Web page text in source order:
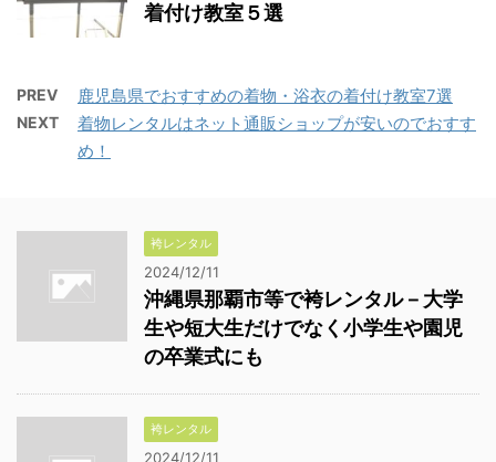
着付け教室５選
PREV 鹿児島県でおすすめの着物・浴衣の着付け教室7選
NEXT
着物レンタルはネット通販ショップが安いのでおすす
め！
袴レンタル
2024/12/11
沖縄県那覇市等で袴レンタル－大学
生や短大生だけでなく小学生や園児
の卒業式にも
袴レンタル
2024/12/11